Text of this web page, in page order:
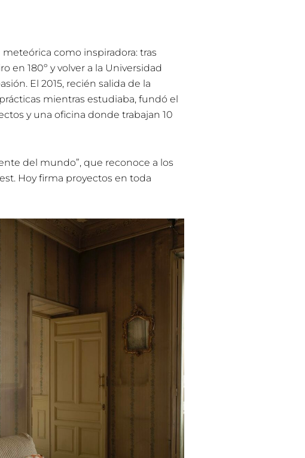
meteórica como inspiradora: tras
en 180º y volver a la Universidad
El 2015, recién salida de la
mientras estudiaba, fundó el
y una oficina donde trabajan 10
del mundo”, que reconoce a los
Hoy firma proyectos en toda